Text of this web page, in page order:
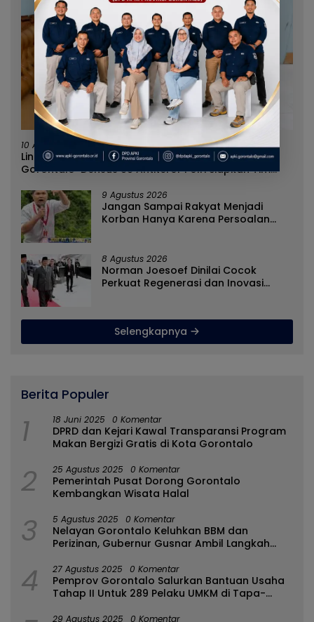
10 Agustus 2026
Lindungi Pelajar Dari Paham IRET, Pemkab
Gorontalo-Densus 88 Antiteror Polri Siapkan Tim
9 Agustus 2026
Jangan Sampai Rakyat Menjadi
Korban Hanya Karena Persoalan
8 Agustus 2026
Norman Joesoef Dinilai Cocok
Perkuat Regenerasi dan Inovasi
Selengkapnya
Berita Populer
1 18 Juni 2025 0 Komentar
DPRD dan Kejari Kawal Transparansi Program
Makan Bergizi Gratis di Kota Gorontalo
2 25 Agustus 2025 0 Komentar
Pemerintah Pusat Dorong Gorontalo
Kembangkan Wisata Halal
3 5 Agustus 2025 0 Komentar
Nelayan Gorontalo Keluhkan BBM dan
Perizinan, Gubernur Gusnar Ambil Langkah
4 27 Agustus 2025 0 Komentar
Pemprov Gorontalo Salurkan Bantuan Usaha
Tahap II Untuk 289 Pelaku UMKM di Tapa-
29 Agustus 2025 0 Komentar